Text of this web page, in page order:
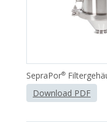
SepraPor®
Download PDF